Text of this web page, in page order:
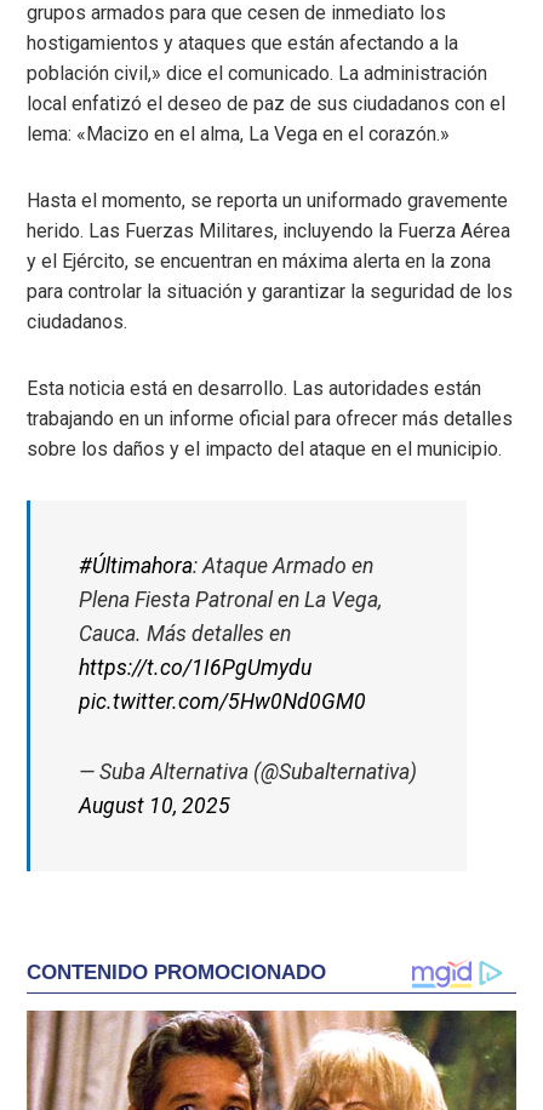
grupos armados para que cesen de inmediato los
hostigamientos y ataques que están afectando a la
población civil,» dice el comunicado. La administración
local enfatizó el deseo de paz de sus ciudadanos con el
lema: «Macizo en el alma, La Vega en el corazón.»
Hasta el momento, se reporta un uniformado gravemente
herido. Las Fuerzas Militares, incluyendo la Fuerza Aérea
y el Ejército, se encuentran en máxima alerta en la zona
para controlar la situación y garantizar la seguridad de los
ciudadanos.
Esta noticia está en desarrollo. Las autoridades están
trabajando en un informe oficial para ofrecer más detalles
sobre los daños y el impacto del ataque en el municipio.
#Últimahora: Ataque Armado en
Plena Fiesta Patronal en La Vega,
Cauca. Más detalles en
https://t.co/1I6PgUmydu
pic.twitter.com/5Hw0Nd0GM0
— Suba Alternativa (@Subalternativa)
August 10, 2025